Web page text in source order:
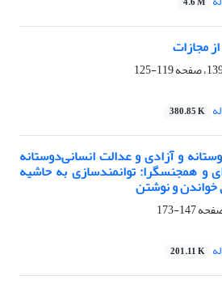
مجازات
119-125
380.85 K
و آزادی و عدالت انسانی‌دوستانه
و همجنسگرا: توانمندسازی به حاشیه
خواندن و نوشتن
147-173
201.11 K